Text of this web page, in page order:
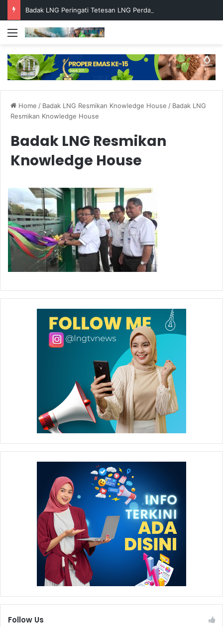
Menu
Home / Badak LNG Resmikan Knowledge House / Badak LNG
Resmikan Knowledge House
Badak LNG Resmikan
Knowledge House
Follow Us